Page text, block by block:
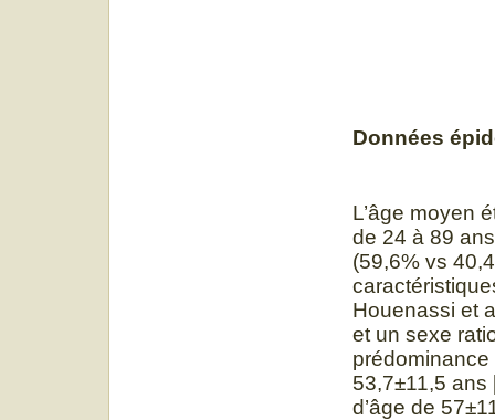
Données
L’âge moyen
de 24 à 89
(59,6% vs
Houenassi et
et un sexe
53,7±11,5
d’âge de